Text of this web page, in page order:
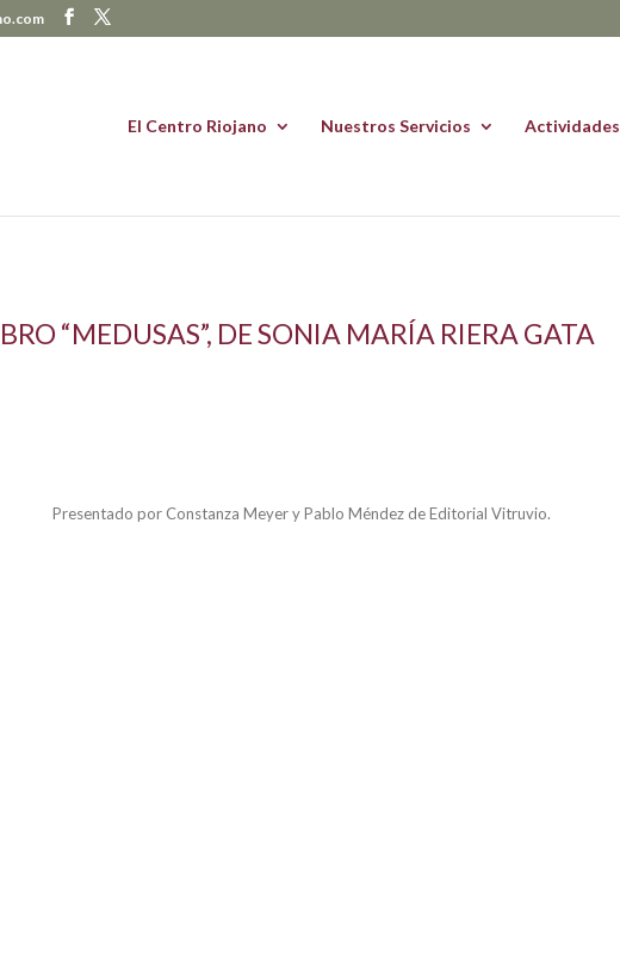
El Centro Riojano Nuestros Servicios Actividades
“MEDUSAS”, DE SONIA MARÍA RIERA GATA
Presentado por Constanza Meyer y Pablo Méndez de Editorial Vitruvio.